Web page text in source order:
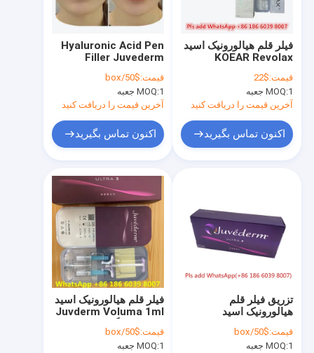
Hyaluronic Acid Pen
Filler Juvederm
Dermal Filler
قیمت:$50/box
MOQ:1 جعبه
آخرین قیمت را دریافت کنید
اکنون تماس بگیرید
فیلر قلم هیالورونیک اسید
KOEAR Revolax
پلاستیک پوست صورت
قیمت:$22
MOQ:1 جعبه
آخرین قیمت را دریافت کنید
اکنون تماس بگیرید
فیلر قلم هیالورونیک اسید
Juvderm Voluma 1ml
نازولابیال
قیمت:$50/box
MOQ:1 جعبه
تزریق فیلر قلم
هیالورونیک اسید
چروک های نازولبیال
قیمت:$50/box
MOQ:1 جعبه